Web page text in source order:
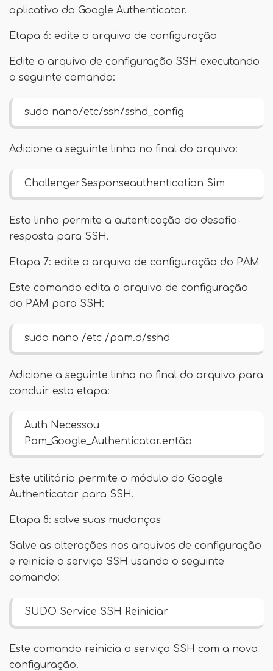
aplicativo do Google Authenticator.
Etapa 6: edite o arquivo de configuração
Edite o arquivo de configuração SSH executando
o seguinte comando:
sudo nano/etc/ssh/sshd_config
Adicione a seguinte linha no final do arquivo:
ChallengerSesponseauthentication Sim
Esta linha permite a autenticação do desafio-
resposta para SSH.
Etapa 7: edite o arquivo de configuração do PAM
Este comando edita o arquivo de configuração
do PAM para SSH:
sudo nano /etc /pam.d/sshd
Adicione a seguinte linha no final do arquivo para
concluir esta etapa:
Auth Necessou
Pam_Google_Authenticator.então
Este utilitário permite o módulo do Google
Authenticator para SSH.
Etapa 8: salve suas mudanças
Salve as alterações nos arquivos de configuração
e reinicie o serviço SSH usando o seguinte
comando:
SUDO Service SSH Reiniciar
Este comando reinicia o serviço SSH com a nova
configuração.